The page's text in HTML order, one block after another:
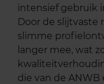
intensief gebruik
Door de
slimme
langer mee, wat
die van de ANWB